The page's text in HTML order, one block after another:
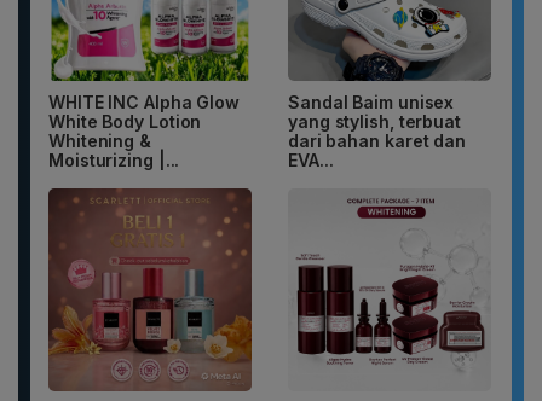
WHITE INC Alpha Glow
White Body Lotion
Whitening &
Moisturizing |...
Sandal Baim unisex
yang stylish, terbuat
dari bahan karet dan
EVA...